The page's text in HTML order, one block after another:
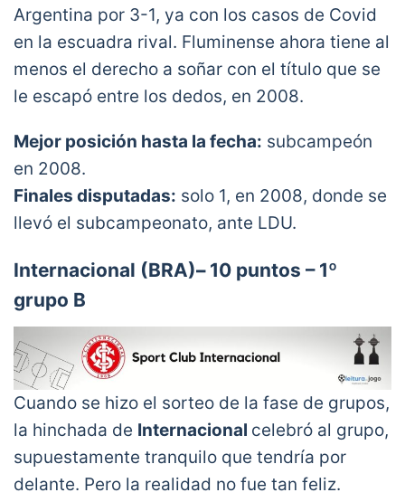
Argentina por 3-1, ya con los casos de Covid
en la escuadra rival. Fluminense ahora tiene al
menos el derecho a soñar con el título que se
le escapó entre los dedos, en 2008.
Mejor posición hasta la fecha: subcampeón
en 2008.
Finales disputadas: solo 1, en 2008, donde se
llevó el subcampeonato, ante LDU.
Internacional (BRA)– 10 puntos – 1º
grupo B
Cuando se hizo el sorteo de la fase de grupos,
la hinchada de Internacional celebró al grupo,
supuestamente tranquilo que tendría por
delante. Pero la realidad no fue tan feliz.